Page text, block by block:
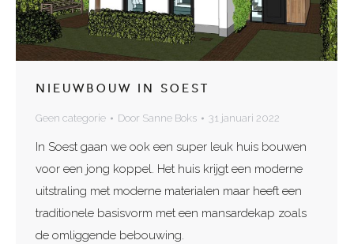
NIEUWBOUW IN SOEST
Geen categorie Door Sanne Boks 31 januari 2022
In Soest gaan we ook een super leuk huis bouwen
voor een jong koppel. Het huis krijgt een moderne
uitstraling met moderne materialen maar heeft een
traditionele basisvorm met een mansardekap zoals
de omliggende bebouwing.